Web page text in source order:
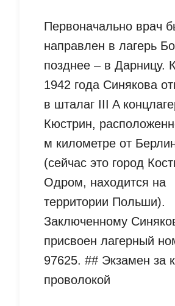
Первоначально врач
направлен в лагерь
позднее – в Дарницу.
1942 года Синякова
в шталаг III A
Кюстрин,
м километре от
(сейчас это город
Одром, находится на
территории Польши).
Заключенному
присвоен лагерный
97625. ## Экзамен за
проволокой